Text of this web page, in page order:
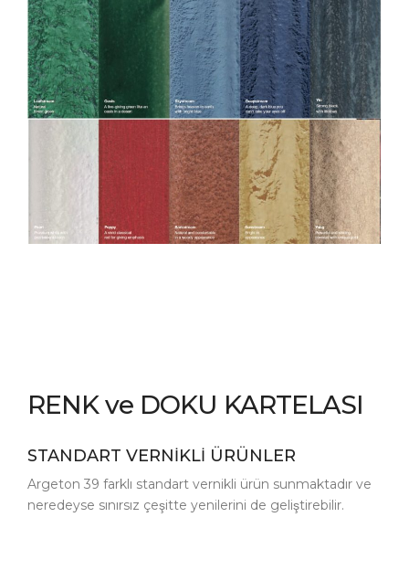
RENK ve DOKU KARTELASI
STANDART VERNİKLİ ÜRÜNLER
Argeton 39 farklı standart vernikli ürün sunmaktadır ve
neredeyse sınırsız çeşitte yenilerini de geliştirebilir.